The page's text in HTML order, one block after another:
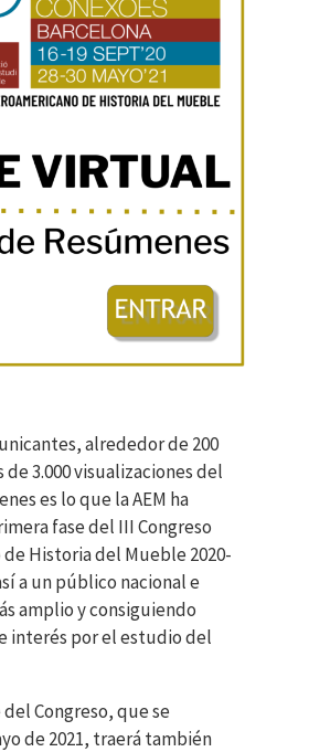
alrededor de 200
de 3.000 visualizaciones del
es lo que la AEM ha
fase del III Congreso
Historia del Mueble 2020-
a un público nacional e
amplio y consiguiendo
interés por el estudio del
del Congreso, que se
de 2021, traerá también